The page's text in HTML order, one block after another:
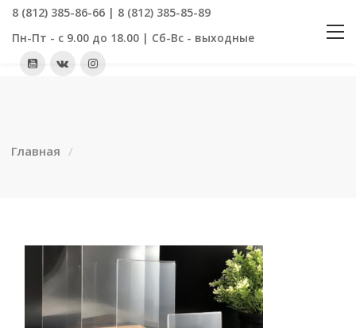
8 (812) 385-86-66 | 8 (812) 385-85-89
Пн-Пт - с 9.00 до 18.00 | Сб-Вс - выходные
Главная